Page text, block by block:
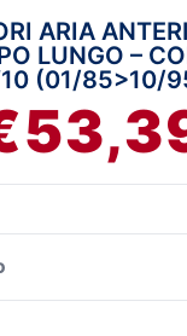
ARIA
LUNGO –
(01/85>10/